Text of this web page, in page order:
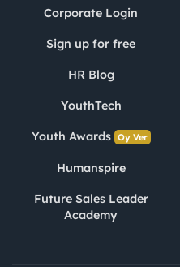
Corporate Login
Sign up for free
HR Blog
YouthTech
Youth Awards Oy Ver
Humanspire
Future Sales Leader
Academy